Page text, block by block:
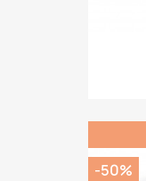
-50%